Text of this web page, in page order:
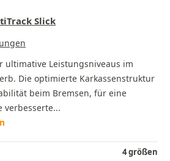
Slick
ultimative Leistungsniveaus im
Die optimierte Karkassenstruktur
beim Bremsen, für eine
verbesserte...
4 größen